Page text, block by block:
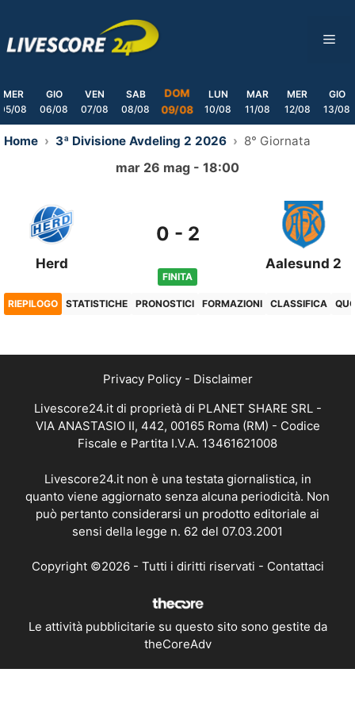
content
MER
05/08
GIO
06/08
VEN
07/08
SAB
08/08
DOM
09/08
LUN
10/08
MAR
11/08
MER
12/08
GIO
13/08
Home 3ª Divisione Avdeling 2 2026 8° Giornata
mar 26 mag - 18:00
Herd
0 - 2
FINITA
Aalesund 2
RIEPILOGO STATISTICHE PRONOSTICI FORMAZIONI CLASSIFICA
Privacy Policy- Disclaimer
Livescore24.it di proprietà di PLANET SHARE SRL -
VIA ANASTASIO II, 442, 00165 Roma (RM) - Codice
Fiscale e Partita I.V.A. 13461621008
Livescore24.it non è una testata giornalistica, in
quanto viene aggiornato senza alcuna periodicità. Non
può pertanto considerarsi un prodotto editoriale ai
sensi della legge n. 62 del 07.03.2001
Copyright ©2026 - Tutti i diritti riservati - Contattaci
Le attività pubblicitarie su questo sito sono gestite da
theCoreAdv